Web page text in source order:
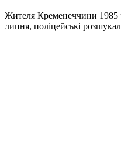
Жителя Кременеччини 1985
липня, поліцейські